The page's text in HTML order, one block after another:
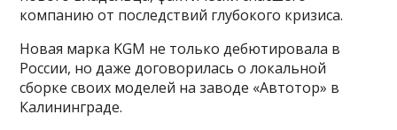
компанию от последствий глубокого кризиса.
Новая марка KGM не только дебютировала в
России, но даже договорилась о локальной
сборке своих моделей на заводе «Автотор» в
Калининграде.